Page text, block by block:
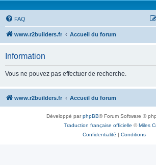
FAQ
www.r2builders.fr Accueil du forum
Information
Vous ne pouvez pas effectuer de recherche.
www.r2builders.fr Accueil du forum
Développé parphpBB® Forum Software ©
Traduction française officielle ©Miles
Confidentialité | Conditions